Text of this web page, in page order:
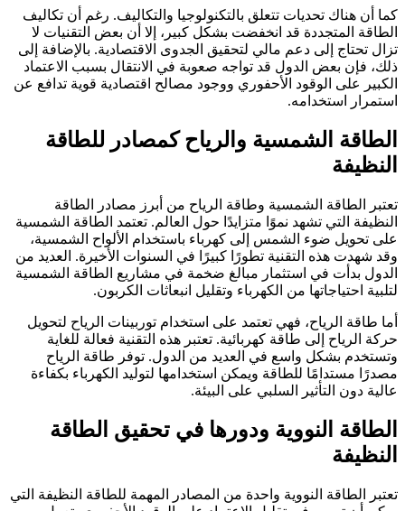
كما أن هناك تحديات تتعلق بالتكنولوجيا والتكاليف. رغم أن تكاليف
الطاقة المتجددة قد انخفضت بشكل كبير، إلا أن بعض التقنيات لا
تزال تحتاج إلى دعم مالي لتحقيق الجدوى الاقتصادية. بالإضافة إلى
ذلك، فإن بعض الدول قد تواجه صعوبة في الانتقال بسبب الاعتماد
الكبير على الوقود الأحفوري ووجود مصالح اقتصادية قوية تدافع عن
استمرار استخدامه.
الطاقة الشمسية والرياح كمصادر للطاقة
النظيفة
تعتبر الطاقة الشمسية وطاقة الرياح من أبرز مصادر الطاقة
النظيفة التي تشهد نموًا متزايدًا حول العالم. تعتمد الطاقة الشمسية
على تحويل ضوء الشمس إلى كهرباء باستخدام الألواح الشمسية،
وقد شهدت هذه التقنية تطورًا كبيرًا في السنوات الأخيرة. العديد من
الدول بدأت في استثمار مبالغ ضخمة في مشاريع الطاقة الشمسية
لتلبية احتياجاتها من الكهرباء وتقليل انبعاثات الكربون.
أما طاقة الرياح، فهي تعتمد على استخدام توربينات الرياح لتحويل
حركة الرياح إلى طاقة كهربائية. تعتبر هذه التقنية فعالة للغاية
وتستخدم بشكل واسع في العديد من الدول. توفر طاقة الرياح
مصدرًا مستدامًا للطاقة ويمكن استخدامها لتوليد الكهرباء بكفاءة
عالية دون التأثير السلبي على البيئة.
الطاقة النووية ودورها في تحقيق الطاقة
النظيفة
تعتبر الطاقة النووية واحدة من المصادر المهمة للطاقة النظيفة التي